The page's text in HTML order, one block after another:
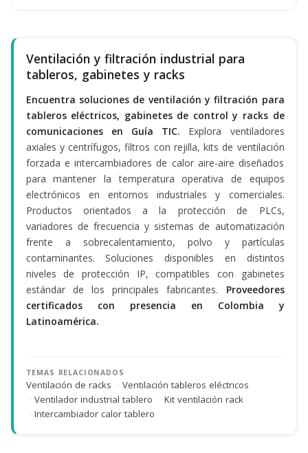
Ventilación y filtración industrial para
tableros, gabinetes y racks
Encuentra soluciones de ventilación y filtración para
tableros eléctricos, gabinetes de control y racks de
comunicaciones en Guía TIC. Explora ventiladores
axiales y centrífugos, filtros con rejilla, kits de ventilación
forzada e intercambiadores de calor aire-aire diseñados
para mantener la temperatura operativa de equipos
electrónicos en entornos industriales y comerciales.
Productos orientados a la protección de PLCs,
variadores de frecuencia y sistemas de automatización
frente a sobrecalentamiento, polvo y partículas
contaminantes. Soluciones disponibles en distintos
niveles de protección IP, compatibles con gabinetes
estándar de los principales fabricantes. Proveedores
certificados con presencia en Colombia y
Latinoamérica.
TEMAS RELACIONADOS
Ventilación de racks · Ventilación tableros eléctricos
· Ventilador industrial tablero · Kit ventilación rack
· Intercambiador calor tablero